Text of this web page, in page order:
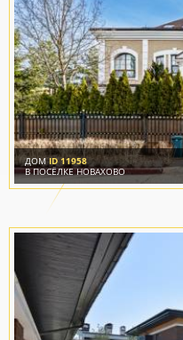
ДОМID 11958
В ПОСЁЛКЕ НОВАХОВО